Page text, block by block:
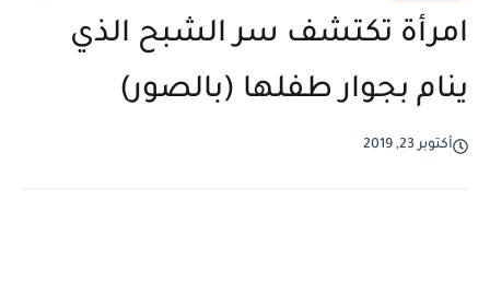
امرأة تكتشف سر الشبح الذي
ينام بجوار طفلها (بالصور)
أكتوبر 23, 2019